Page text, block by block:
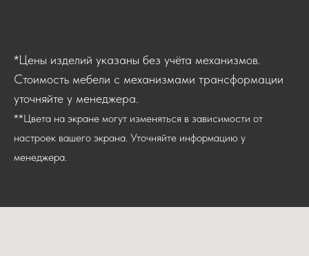
*Цены изделий указаны без учёта механизмов.
Стоимость мебели с механизмами трансформации
уточняйте у менеджера.
**Цвета на экране могут изменяться в зависимости от
настроек вашего экрана. Уточняйте информацию у
менеджера.